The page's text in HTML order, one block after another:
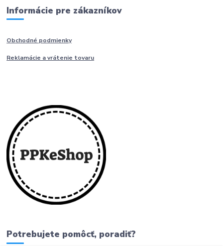
Informácie pre zákazníkov
Obchodné podmienky
Reklamácie a vrátenie tovaru
Potrebujete pomôcť, poradiť?